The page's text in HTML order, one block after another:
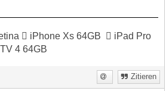
 iPhone Xs 64GB  iPad Pro
4 64GB
Zitieren